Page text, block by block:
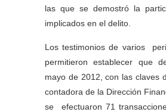
las que se demostró la
implicados en el delito.
Los testimonios de varios
permitieron establecer que
mayo de 2012, con las claves
contadora de la Dirección
se efectuaron 71